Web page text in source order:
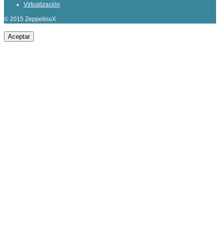
Virtualización
© 2015 ZeppelinuX
Aceptar